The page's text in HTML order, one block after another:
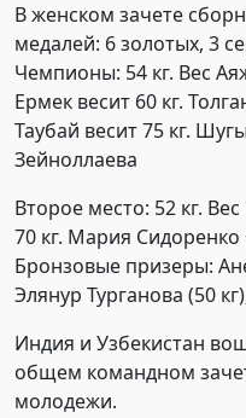
В женском зачете
медалей: 6 золотых, 3
Чемпионы: 54 кг. Вес
Ермек весит 60 кг.
Таубай весит 75 кг.
Зейноллаева
Второе место: 52 кг.
70 кг. Мария Сидоренко
Бронзовые призеры:
Элянур Турганова (50
Индия и Узбекистан
общем командном
молодежи.